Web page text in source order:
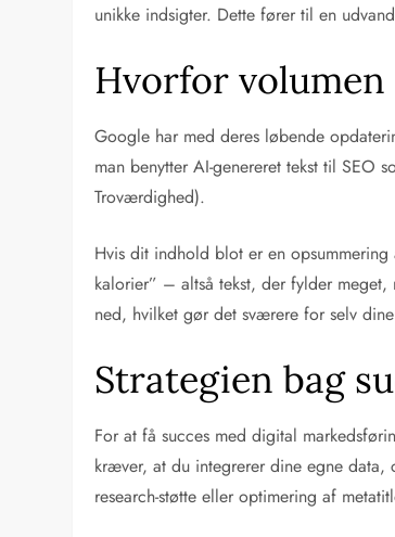
unikke indsigter. Dette fører til en
Hvorfor
Google har med deres løbende
man benytter AI-genereret tekst til SEO
Troværdighed).
Hvis dit indhold blot er en
kalorier” – altså tekst, der fylder
ned, hvilket gør det sværere for selv
Strategien bag
For at få succes med digital
kræver, at du integrerer dine egne data,
research-støtte eller optimering af